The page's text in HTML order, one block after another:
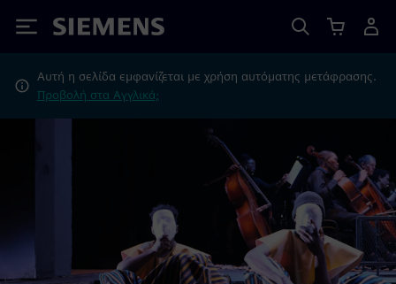
Siemens
Αυτή η σελίδα εμφανίζεται με χρήση αυτόματης μετάφρασης.
Προβολή στα Αγγλικά;